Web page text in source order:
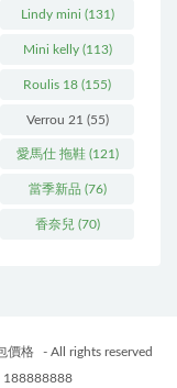
Lindy mini (131)
Mini kelly(113)
Roulis 18 (155)
Verrou 21 (55)
愛馬仕 拖鞋(121)
當季新品 (76)
香奈兒 (70)
價格
- All rights reserved
188888888